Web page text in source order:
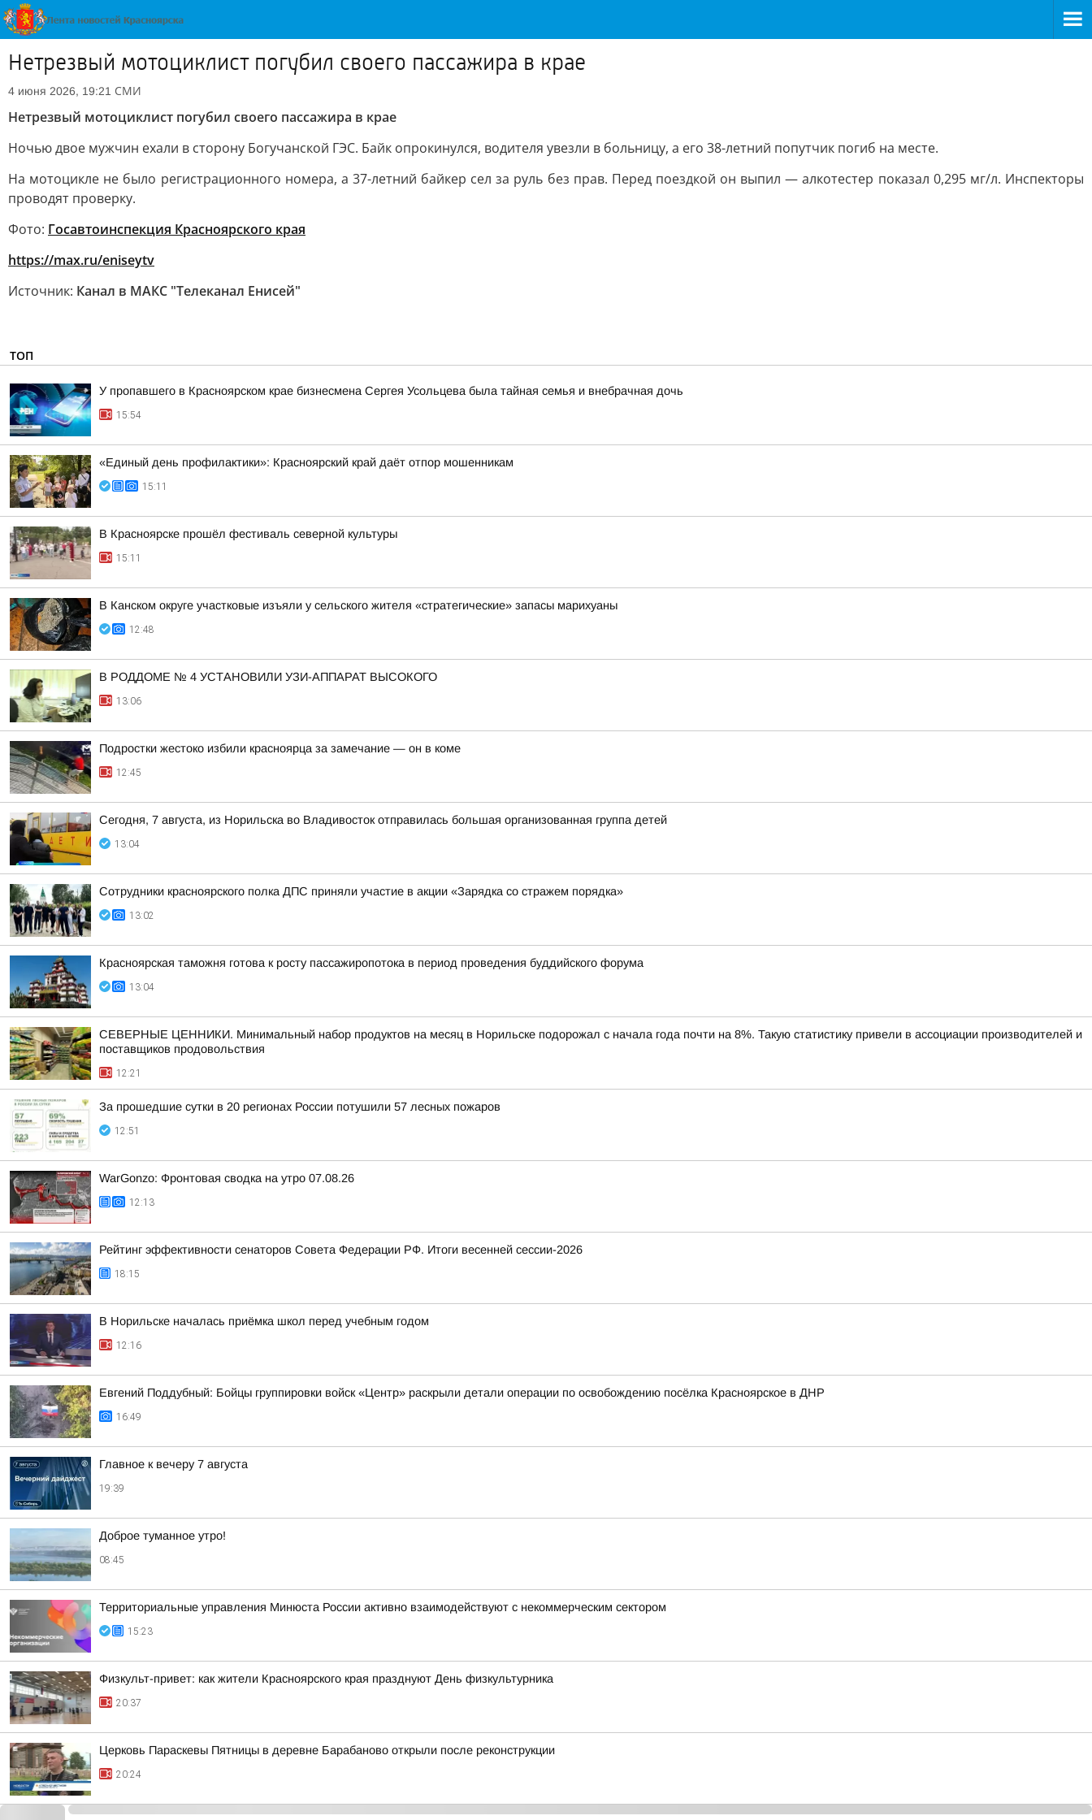
Нетрезвый мотоциклист погубил своего пассажира в крае
4 июня 2026, 19:21 СМИ
Нетрезвый мотоциклист погубил своего пассажира в крае
Ночью двое мужчин ехали в сторону Богучанской ГЭС. Байк опрокинулся, водителя увезли в больницу, а его 38-летний попутчик погиб на месте.
На мотоцикле не было регистрационного номера, а 37-летний байкер сел за руль без прав. Перед поездкой он выпил — алкотестер показал 0,295 мг/л. Инспекторы
проводят проверку.
Фото: Госавтоинспекция Красноярского края
https://max.ru/eniseytv
Источник: Канал в МАКС "Телеканал Енисей"
ТОП
У пропавшего в Красноярском крае бизнесмена Сергея Усольцева была тайная семья и внебрачная дочь
15:54
«Единый день профилактики»: Красноярский край даёт отпор мошенникам
15:11
В Красноярске прошёл фестиваль северной культуры
15:11
В Канском округе участковые изъяли у сельского жителя «стратегические» запасы марихуаны
12:48
В РОДДОМЕ № 4 УСТАНОВИЛИ УЗИ-АППАРАТ ВЫСОКОГО
13:06
Подростки жестоко избили красноярца за замечание — он в коме
12:45
Сегодня, 7 августа, из Норильска во Владивосток отправилась большая организованная группа детей
13:04
Сотрудники красноярского полка ДПС приняли участие в акции «Зарядка со стражем порядка»
13:02
Красноярская таможня готова к росту пассажиропотока в период проведения буддийского форума
13:04
СЕВЕРНЫЕ ЦЕННИКИ. Минимальный набор продуктов на месяц в Норильске подорожал с начала года почти на 8%. Такую статистику привели в ассоциации производителей и
поставщиков продовольствия
12:21
За прошедшие сутки в 20 регионах России потушили 57 лесных пожаров
12:51
WarGonzo: Фронтовая сводка на утро 07.08.26
12:13
Рейтинг эффективности сенаторов Совета Федерации РФ. Итоги весенней сессии-2026
18:15
В Норильске началась приёмка школ перед учебным годом
12:16
Евгений Поддубный: Бойцы группировки войск «Центр» раскрыли детали операции по освобождению посёлка Красноярское в ДНР
16:49
Главное к вечеру 7 августа
19:39
Доброе туманное утро!
08:45
Территориальные управления Минюста России активно взаимодействуют с некоммерческим сектором
15:23
Физкульт-привет: как жители Красноярского края празднуют День физкультурника
20:37
Церковь Параскевы Пятницы в деревне Барабаново открыли после реконструкции
20:24